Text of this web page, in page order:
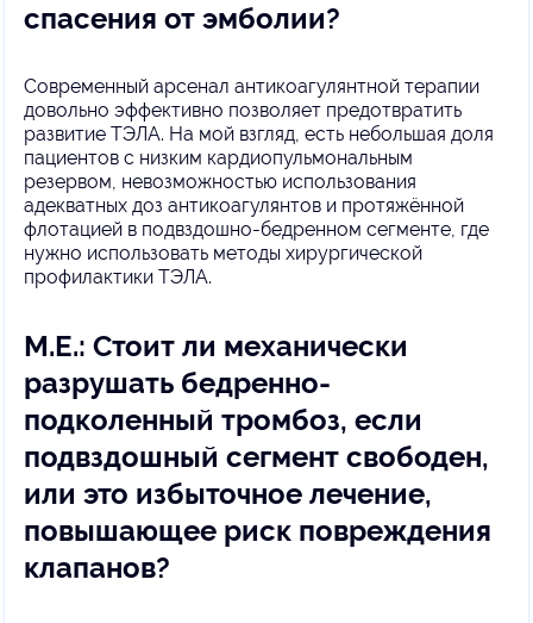
спасения от эмболии?
Современный арсенал антикоагулянтной терапии
довольно эффективно позволяет предотвратить
развитие ТЭЛА. На мой взгляд, есть небольшая доля
пациентов с низким кардиопульмональным
резервом, невозможностью использования
адекватных доз антикоагулянтов и протяжëнной
флотацией в подвздошно-бедренном сегменте, где
нужно использовать методы хирургической
профилактики ТЭЛА.
М.Е.: Стоит ли механически
разрушать бедренно-
подколенный тромбоз, если
подвздошный сегмент свободен,
или это избыточное лечение,
повышающее риск повреждения
клапанов?